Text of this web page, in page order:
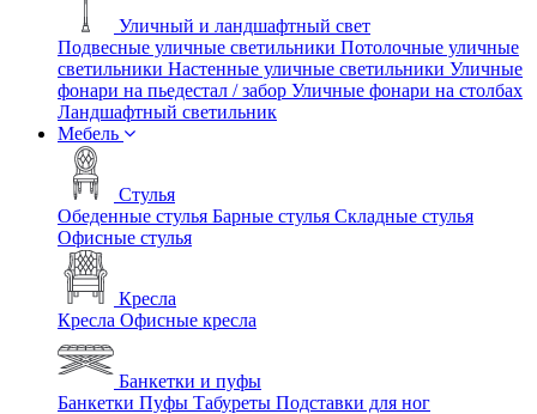
Уличный и ландшафтный свет
Подвесные уличные светильники Потолочные уличные
светильники Настенные уличные светильники Уличные
фонари на пьедестал / забор Уличные фонари на столбах
Ландшафтный светильник
Мебель
Стулья
Обеденные стулья Барные стулья Складные стулья
Офисные стулья
Кресла
Кресла Офисные кресла
Банкетки и пуфы
Банкетки Пуфы Табуреты Подставки для ног